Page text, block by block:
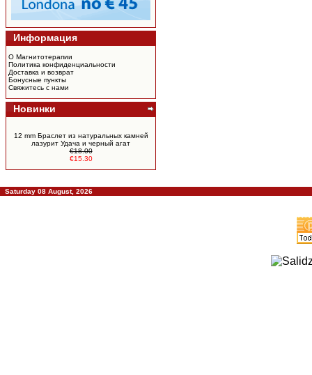
Информация
О Магнитотерапии
Политика конфиденциальности
Доставка и возврат
Бонусные пункты
Свяжитесь с нами
Новинки
12 mm Браслет из натуральных камней
лазурит Удача и черный агат
€18.00
€15.30
Saturday 08 August, 2026